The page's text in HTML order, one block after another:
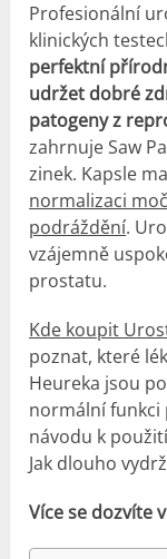
Profesionální
klinických
perfektní
udržet dobré
patogeny z
zahrnuje Saw
zinek. Kapsle
normalizaci
podráždění.
vzájemně
prostatu.
Kde koupit
poznat, které
Heureka jsou
normální funkci
návodu k
Jak dlouho
Více se dozvíte